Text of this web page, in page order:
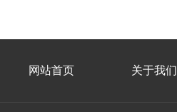
网站首页 关于我们